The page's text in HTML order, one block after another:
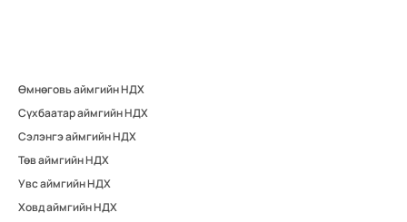
Өмнөговь аймгийн НДХ
Сүхбаатар аймгийн НДХ
Сэлэнгэ аймгийн НДХ
Төв аймгийн НДХ
Увс аймгийн НДХ
Ховд аймгийн НДХ